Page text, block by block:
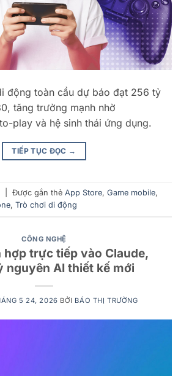
động toàn cầu dự báo đạt 256 tỷ
tăng trưởng mạnh nhờ
play và hệ sinh thái ứng dụng.
TIẾP TỤC ĐỌC →
Được gắn thẻ App Store, Game mobile,
, Trò chơi di động
CÔNG NGHỆ
hợp trực tiếp vào Claude,
nguyên AI thiết kế mới
5 24, 2026 BỞI BÁO THỊ TRƯỜNG